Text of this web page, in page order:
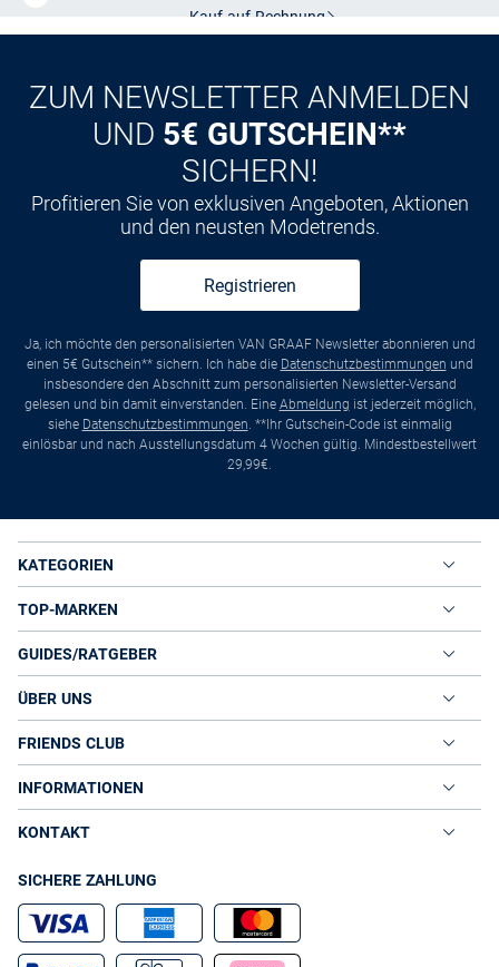
Kauf auf Rechnung
ZUM NEWSLETTER ANMELDEN
UND 5€ GUTSCHEIN**
SICHERN!
Profitieren Sie von exklusiven Angeboten, Aktionen
und den neusten Modetrends.
Registrieren
Ja, ich möchte den personalisierten VAN GRAAF Newsletter abonnieren und
einen 5€ Gutschein** sichern. Ich habe die Datenschutzbestimmungen und
insbesondere den Abschnitt zum personalisierten Newsletter-Versand
gelesen und bin damit einverstanden. Eine Abmeldung ist jederzeit möglich,
siehe Datenschutzbestimmungen. **Ihr Gutschein-Code ist einmalig
einlösbar und nach Ausstellungsdatum 4 Wochen gültig. Mindestbestellwert
29,99€.
KATEGORIEN
TOP-MARKEN
GUIDES/RATGEBER
ÜBER UNS
FRIENDS CLUB
INFORMATIONEN
KONTAKT
SICHERE ZAHLUNG